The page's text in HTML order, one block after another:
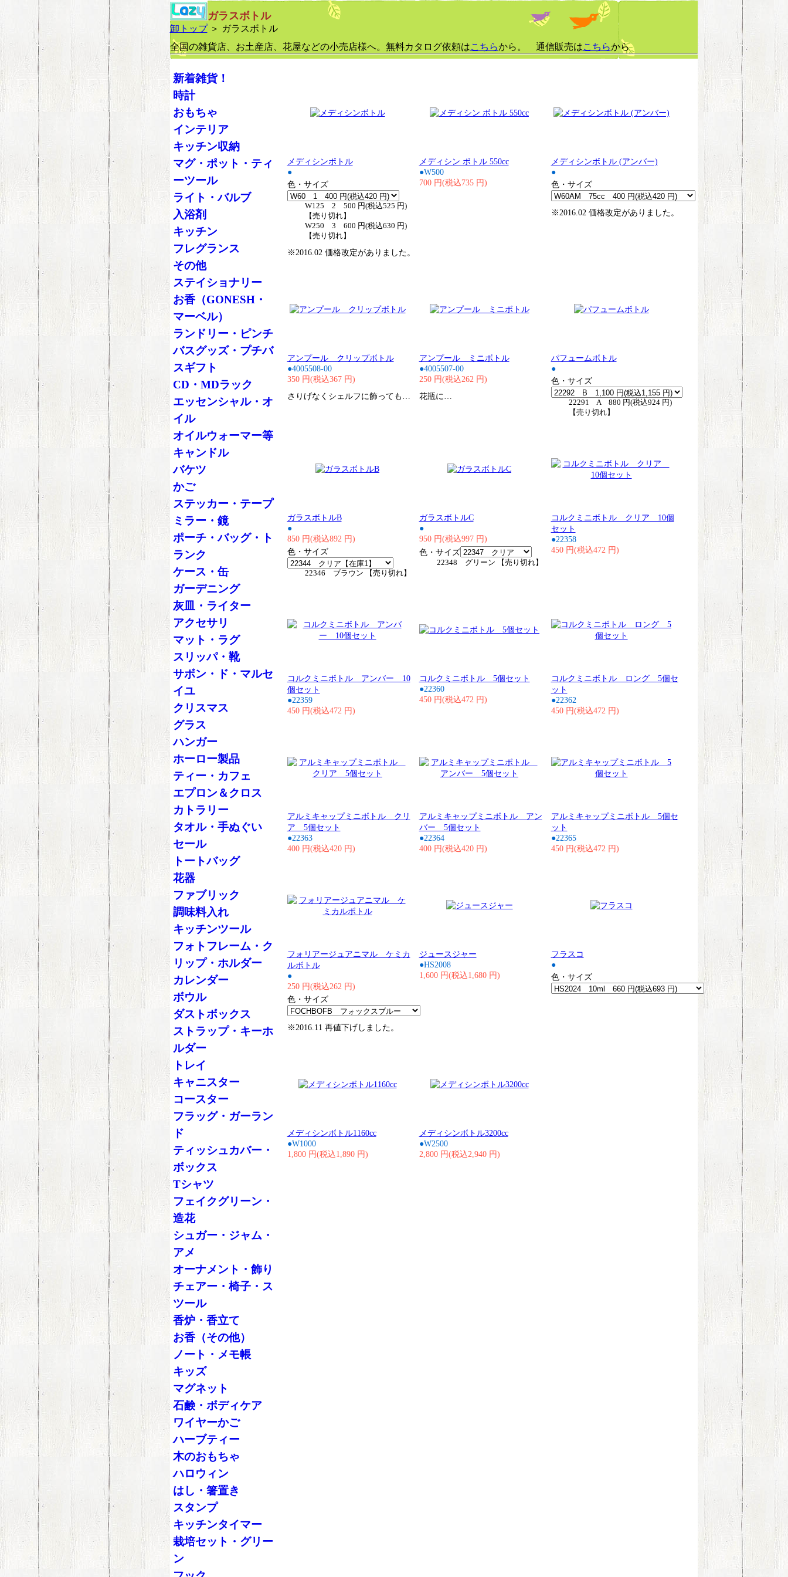
ガラスボトル
卸トップ＞ ガラスボトル
全国の雑貨店、お土産店、花屋などの小売店様へ。無料カタログ依頼はこちらから。 通信販売はこちらから
メディシンボトル
●
色・サイズ
W125 2 500 円(税込525 円)
【売り切れ】
W250 3 600 円(税込630 円)
【売り切れ】
※2016.02 価格改定がありました。
メディシン ボトル 550cc
●W500
700 円(税込735 円)
メディシンボトル (アンバー)
●
色・サイズ
※2016.02 価格改定がありました。
アンプール クリップボトル
●4005508-00
350 円(税込367 円)
さりげなくシェルフに飾っても…
アンプール ミニボトル
●4005507-00
250 円(税込262 円)
花瓶に…
パフュームボトル
●
色・サイズ
22291 A 880 円(税込924 円)
【売り切れ】
ガラスボトルB
●
850 円(税込892 円)
色・サイズ
22346 ブラウン 【売り切れ】
ガラスボトルC
●
950 円(税込997 円)
色・サイズ
22348 グリーン 【売り切れ】
コルクミニボトル クリア 10個
セット
●22358
450 円(税込472 円)
コルクミニボトル アンバー 10
個セット
●22359
450 円(税込472 円)
コルクミニボトル 5個セット
●22360
450 円(税込472 円)
コルクミニボトル ロング 5個セ
ット
●22362
450 円(税込472 円)
アルミキャップミニボトル クリ
ア 5個セット
●22363
400 円(税込420 円)
アルミキャップミニボトル アン
バー 5個セット
●22364
400 円(税込420 円)
アルミキャップミニボトル 5個セ
ット
●22365
450 円(税込472 円)
フォリアージュアニマル ケミカ
ルボトル
●
250 円(税込262 円)
色・サイズ
※2016.11 再値下げしました。
ジュースジャー
●HS2008
1,600 円(税込1,680 円)
フラスコ
●
色・サイズ
メディシンボトル1160cc
●W1000
1,800 円(税込1,890 円)
メディシンボトル3200cc
●W2500
2,800 円(税込2,940 円)
新着雑貨！
時計
おもちゃ
インテリア
キッチン収納
マグ・ポット・ティ
ーツール
ライト・バルブ
入浴剤
キッチン
フレグランス
その他
ステイショナリー
お香（GONESH・
マーベル）
ランドリー・ピンチ
バスグッズ・プチバ
スギフト
CD・MDラック
エッセンシャル・オ
イル
オイルウォーマー等
キャンドル
バケツ
かご
ステッカー・テープ
ミラー・鏡
ポーチ・バッグ・ト
ランク
ケース・缶
ガーデニング
灰皿・ライター
アクセサリ
マット・ラグ
スリッパ・靴
サボン・ド・マルセ
イユ
クリスマス
グラス
ハンガー
ホーロー製品
ティー・カフェ
エプロン＆クロス
カトラリー
タオル・手ぬぐい
セール
トートバッグ
花器
ファブリック
調味料入れ
キッチンツール
フォトフレーム・ク
リップ・ホルダー
カレンダー
ボウル
ダストボックス
ストラップ・キーホ
ルダー
トレイ
キャニスター
コースター
フラッグ・ガーラン
ド
ティッシュカバー・
ボックス
Tシャツ
フェイクグリーン・
造花
シュガー・ジャム・
アメ
オーナメント・飾り
チェアー・椅子・ス
ツール
香炉・香立て
お香（その他）
ノート・メモ帳
キッズ
マグネット
石鹸・ボディケア
ワイヤーかご
ハーブティー
木のおもちゃ
ハロウィン
はし・箸置き
スタンプ
キッチンタイマー
栽培セット・グリー
ン